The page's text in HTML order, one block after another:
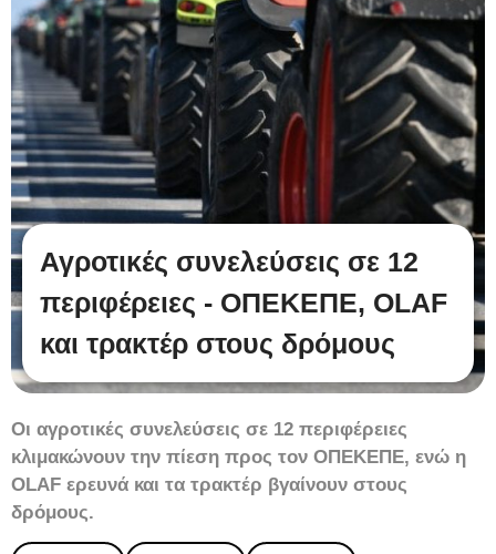
Αγροτικές συνελεύσεις σε 12
περιφέρειες - ΟΠΕΚΕΠΕ, OLAF
και τρακτέρ στους δρόμους
Οι αγροτικές συνελεύσεις σε 12 περιφέρειες
κλιμακώνουν την πίεση προς τον ΟΠΕΚΕΠΕ, ενώ η
OLAF ερευνά και τα τρακτέρ βγαίνουν στους
δρόμους.